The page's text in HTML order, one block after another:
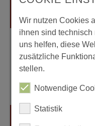
Wir nutzen Cookies
ihnen sind
uns helfen, diese
zusätzliche
stellen.
Notwendige
Statistik